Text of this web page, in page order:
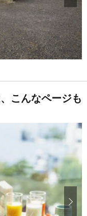
こんなページも